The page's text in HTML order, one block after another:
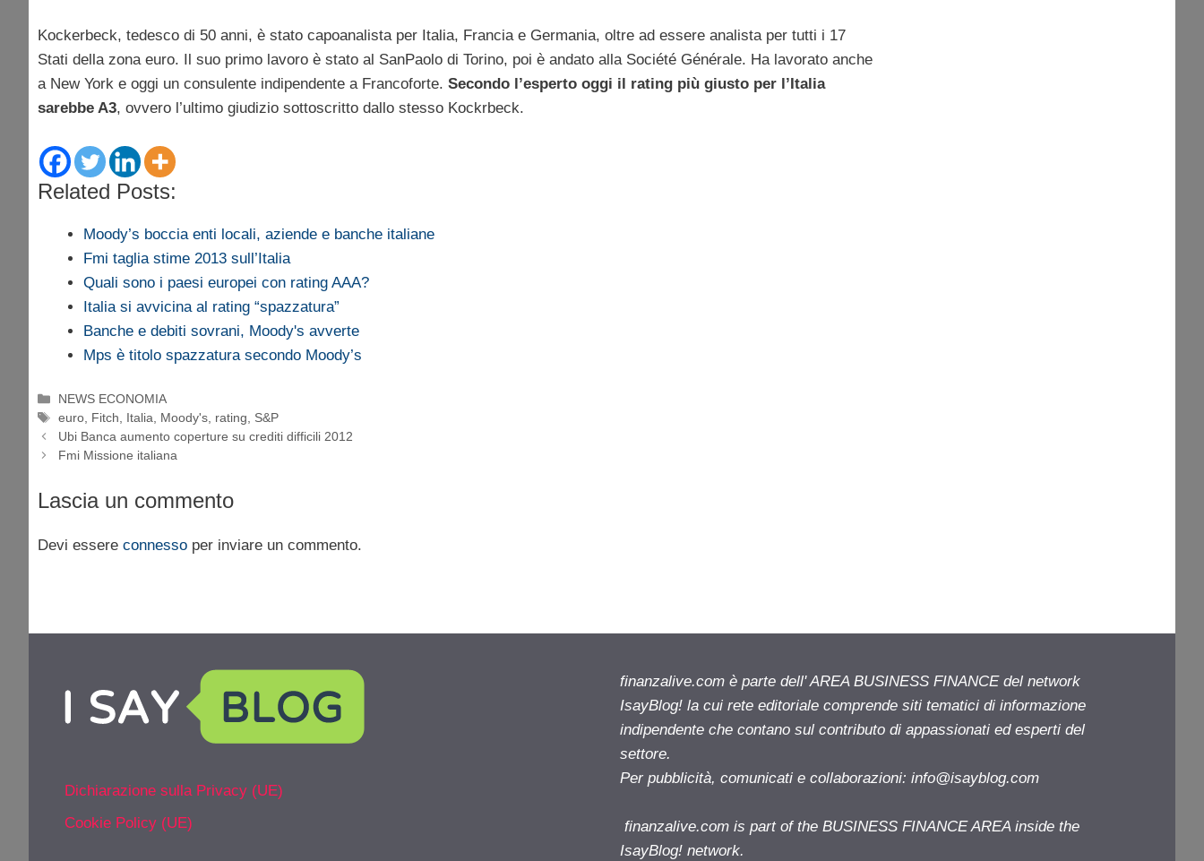
Kockerbeck, tedesco di 50 anni, è stato capoanalista per Italia, Francia e Germania, oltre ad essere analista per tutti i 17
Stati della zona euro. Il suo primo lavoro è stato al SanPaolo di Torino, poi è andato alla Société Générale. Ha lavorato anche
a New York e oggi un consulente indipendente a Francoforte. Secondo l’esperto oggi il rating più giusto per l’Italia
sarebbe A3, ovvero l’ultimo giudizio sottoscritto dallo stesso Kockrbeck.
Related Posts:
Moody’s boccia enti locali, aziende e banche italiane
Fmi taglia stime 2013 sull’Italia
Quali sono i paesi europei con rating AAA?
Italia si avvicina al rating “spazzatura”
Banche e debiti sovrani, Moody's avverte
Mps è titolo spazzatura secondo Moody’s
Categorie
NEWS ECONOMIA
Tag
euro Fitch Italia Moody's rating
S&P
Ubi Banca aumento coperture su crediti difficili 2012
Fmi Missione italiana
Lascia un commento
Devi essere connesso per inviare un commento.
Dichiarazione sulla Privacy (UE)
Cookie Policy (UE)
finanzalive.com è parte dell' AREA BUSINESS FINANCE del network
IsayBlog! la cui rete editoriale comprende siti tematici di informazione
indipendente che contano sul contributo di appassionati ed esperti del
settore.
Per pubblicità, comunicati e collaborazioni: info@isayblog.com
finanzalive.com is part of the BUSINESS FINANCE AREA inside the
IsayBlog! network.